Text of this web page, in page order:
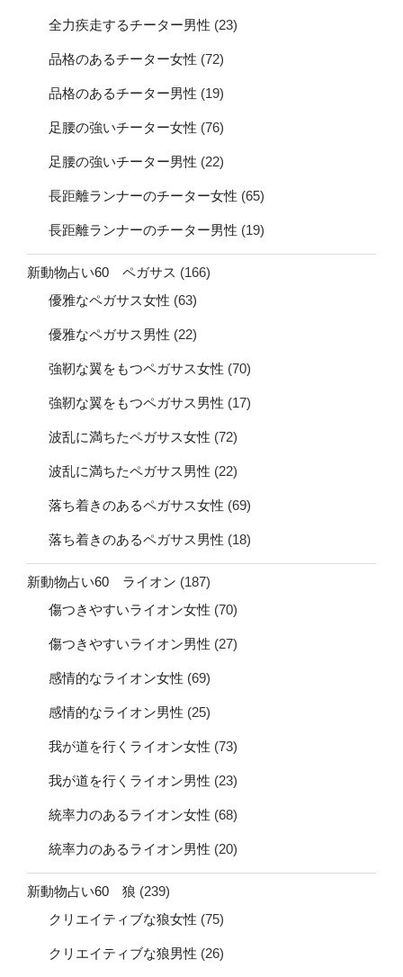
全力疾走するチーター男性 (23)
品格のあるチーター女性 (72)
品格のあるチーター男性 (19)
足腰の強いチーター女性 (76)
足腰の強いチーター男性 (22)
長距離ランナーのチーター女性 (65)
長距離ランナーのチーター男性 (19)
新動物占い60 ペガサス (166)
優雅なペガサス女性 (63)
優雅なペガサス男性 (22)
強靭な翼をもつペガサス女性 (70)
強靭な翼をもつペガサス男性 (17)
波乱に満ちたペガサス女性 (72)
波乱に満ちたペガサス男性 (22)
落ち着きのあるペガサス女性 (69)
落ち着きのあるペガサス男性 (18)
新動物占い60 ライオン (187)
傷つきやすいライオン女性 (70)
傷つきやすいライオン男性 (27)
感情的なライオン女性 (69)
感情的なライオン男性 (25)
我が道を行くライオン女性 (73)
我が道を行くライオン男性 (23)
統率力のあるライオン女性 (68)
統率力のあるライオン男性 (20)
新動物占い60 狼 (239)
クリエイティブな狼女性 (75)
クリエイティブな狼男性 (26)